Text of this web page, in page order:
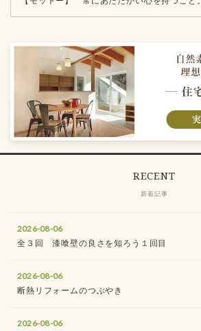
RECENT
新着記事
2026-08-06
全３回 漆喰壁の良さを知ろう１回目
2026-08-06
断熱リフォームのつぶやき
2026-08-06